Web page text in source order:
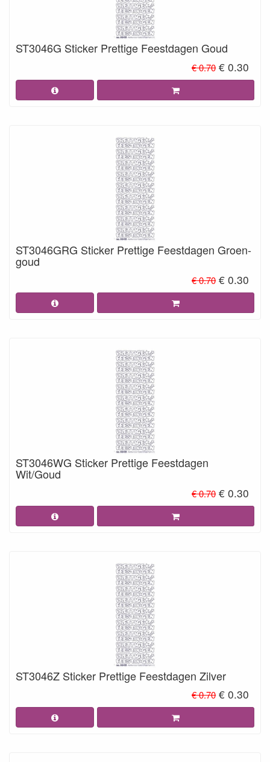
ST3046G Sticker Prettige Feestdagen Goud
€ 0.70 € 0.30
ST3046GRG Sticker Prettige Feestdagen Groen-
goud
€ 0.70 € 0.30
ST3046WG Sticker Prettige Feestdagen
Wit/Goud
€ 0.70 € 0.30
ST3046Z Sticker Prettige Feestdagen Zilver
€ 0.70 € 0.30